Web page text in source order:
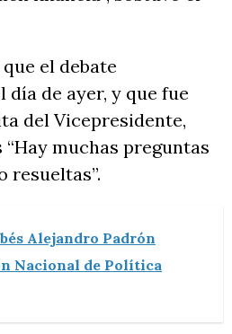
el debate
de ayer, y que fue
del Vicepresidente,
muchas preguntas
resueltas”.
Alejandro Padrón
Nacional de Política